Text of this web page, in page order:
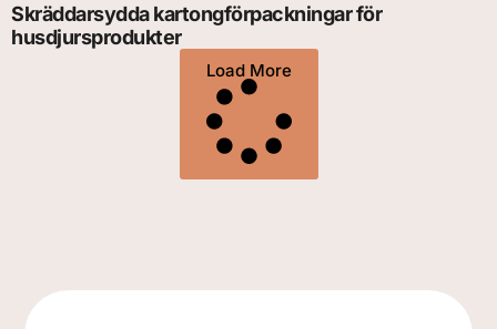
Skräddarsydda kartongförpackningar för
husdjursprodukter
Load More